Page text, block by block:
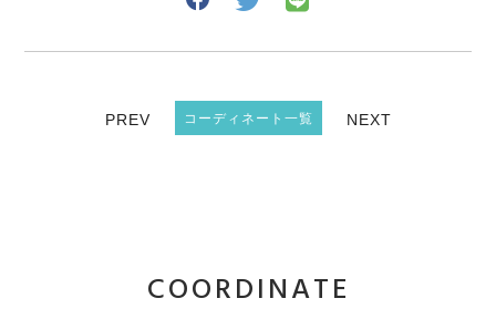
PREV コーディネート一覧 NEXT
COORDINATE